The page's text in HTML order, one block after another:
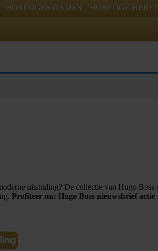
HORLOGES DAMES HORLOGE
uitstraling? De collectie van Hugo Boss
Profiteer nu: Hugo Boss nieuwsbrief